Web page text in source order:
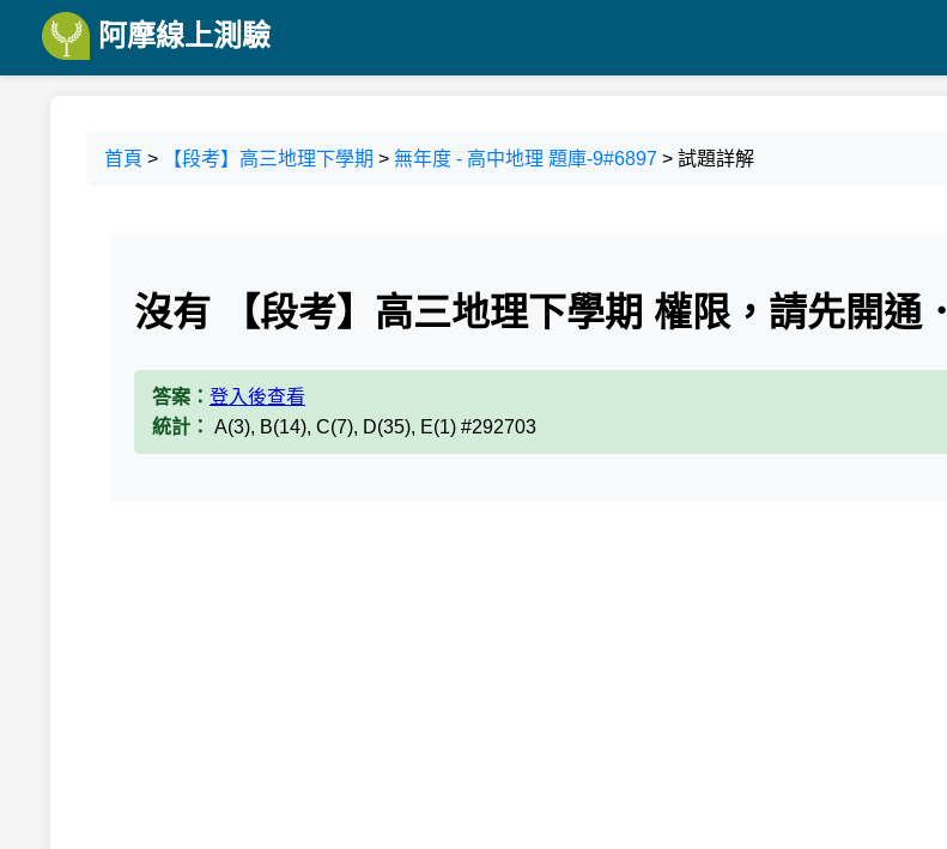
阿摩線上測驗
首頁 > 【段考】高三地理下學期 > 無年度 - 高中地理 題庫-9#6897 > 試題詳解
沒有 【段考】高三地理下學期 權限，請先開通．
答案： 登入後查看
統計： A(3), B(14), C(7), D(35), E(1) #292703